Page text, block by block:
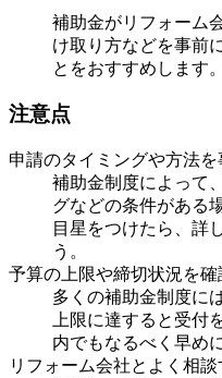
補助金がリフォーム
け取り方などを事前
とをおすすめします。
注意点
申請のタイミングや方法
補助金制度によって
グなどの条件がある
目星をつけたら、詳
う。
予算の上限や締切状況を確
多くの補助金制度に
上限に達すると受付
内でもなるべく早め
リフォーム会社とよく相談